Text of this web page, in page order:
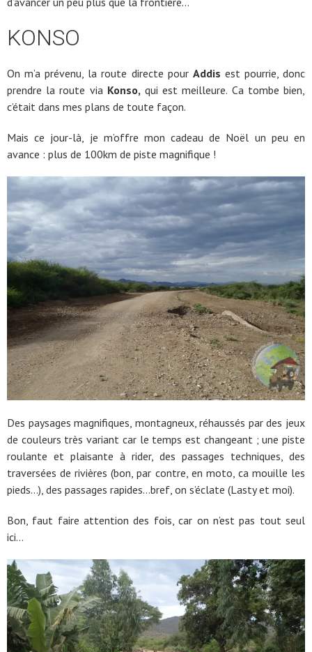
KONSO
On m’a prévenu, la route directe pour Addis est pourrie, donc
prendre la route via Konso, qui est meilleure. Ca tombe bien,
c’était dans mes plans de toute façon.
Mais ce jour-là, je m’offre mon cadeau de Noël un peu en
avance : plus de 100km de piste magnifique !
Des paysages magnifiques, montagneux, réhaussés par des jeux
de couleurs très variant car le temps est changeant ; une piste
roulante et plaisante à rider, des passages techniques, des
traversées de rivières (bon, par contre, en moto, ca mouille les
pieds…), des passages rapides…bref, on s’éclate (Lasty et moi).
Bon, faut faire attention des fois, car on n’est pas tout seul
ici…